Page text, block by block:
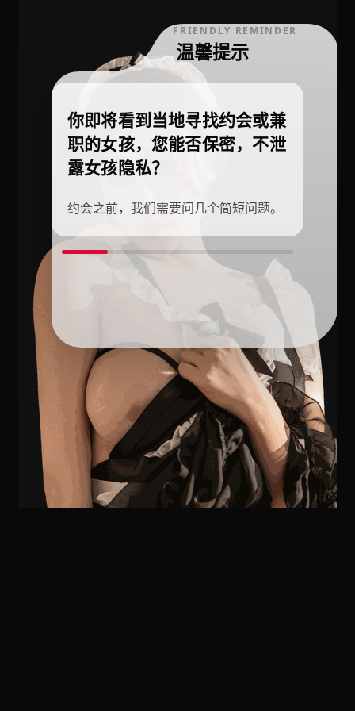
FRIENDLY REMINDER
温馨提示
你即将看到当地寻找约会或兼
职的女孩，您能否保密，不泄
露女孩隐私？
约会之前，我们需要问几个简短问题。